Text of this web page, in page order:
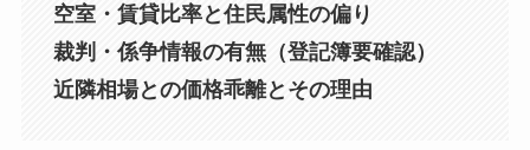
空室・賃貸比率と住民属性の偏り
裁判・係争情報の有無（登記簿要確認）
近隣相場との価格乖離とその理由